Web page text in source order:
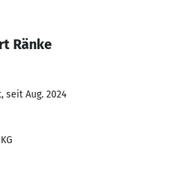
Ränke
seit Aug. 2024